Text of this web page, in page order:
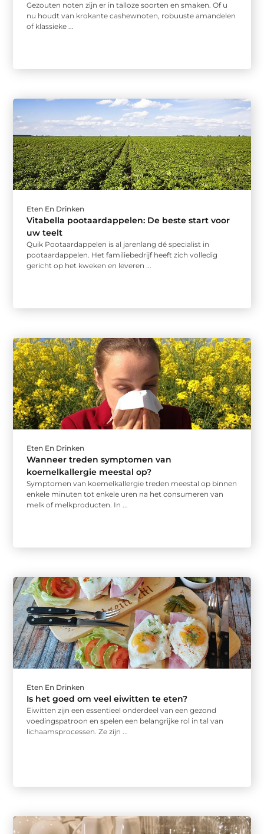
Gezouten noten zijn er in talloze soorten en smaken. Of u
nu houdt van krokante cashewnoten, robuuste amandelen
of klassieke ...
Eten En Drinken
Vitabella pootaardappelen: De beste start voor
uw teelt
Quik Pootaardappelen is al jarenlang dé specialist in
pootaardappelen. Het familiebedrijf heeft zich volledig
gericht op het kweken en leveren ...
Eten En Drinken
Wanneer treden symptomen van
koemelkallergie meestal op?
Symptomen van koemelkallergie treden meestal op binnen
enkele minuten tot enkele uren na het consumeren van
melk of melkproducten. In ...
Eten En Drinken
Is het goed om veel eiwitten te eten?
Eiwitten zijn een essentieel onderdeel van een gezond
voedingspatroon en spelen een belangrijke rol in tal van
lichaamsprocessen. Ze zijn ...